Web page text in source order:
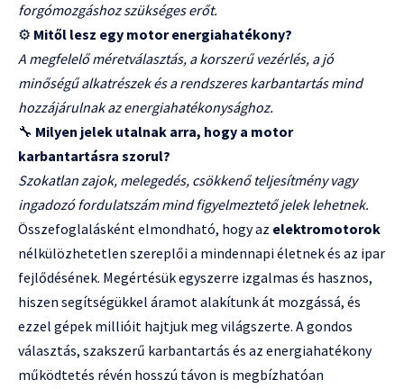
forgómozgáshoz szükséges erőt.
⚙️ Mitől lesz egy motor energiahatékony?
A megfelelő méretválasztás, a korszerű vezérlés, a jó
minőségű alkatrészek és a rendszeres karbantartás mind
hozzájárulnak az energiahatékonysághoz.
🔧 Milyen jelek utalnak arra, hogy a motor
karbantartásra szorul?
Szokatlan zajok, melegedés, csökkenő teljesítmény vagy
ingadozó fordulatszám mind figyelmeztető jelek lehetnek.
Összefoglalásként elmondható, hogy az elektromotorok
nélkülözhetetlen szereplői a mindennapi életnek és az ipar
fejlődésének. Megértésük egyszerre izgalmas és hasznos,
hiszen segítségükkel áramot alakítunk át mozgássá, és
ezzel gépek millióit hajtjuk meg világszerte. A gondos
választás, szakszerű karbantartás és az energiahatékony
működtetés révén hosszú távon is megbízhatóan